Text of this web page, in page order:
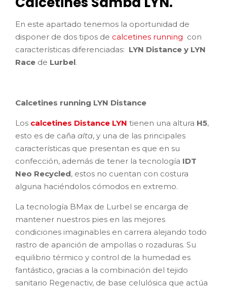
En este apartado tenemos la oportunidad de
disponer de dos tipos de calcetines running con
características diferenciadas: LYN Distance y LYN
Race de Lurbel.
Calcetines running LYN Distance
Los calcetines Distance LYN tienen una altura H5,
esto es de caña alta, y una de las principales
características que presentan es que en su
confección, además de tener la tecnología IDT
Neo Recycled, estos no cuentan con costura
alguna haciéndolos cómodos en extremo.
La tecnología BMax de Lurbel se encarga de
mantener nuestros pies en las mejores
condiciones imaginables en carrera alejando todo
rastro de aparición de ampollas o rozaduras. Su
equilibrio térmico y control de la humedad es
fantástico, gracias a la combinación del tejido
sanitario Regenactiv, de base celulósica que actúa